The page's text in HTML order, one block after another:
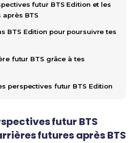
futur BTS Edition et les
BTS
BTS Edition pour poursuivre tes
futur BTS grâce à tes
perspectives futur BTS Edition
futur BTS
futures après BTS